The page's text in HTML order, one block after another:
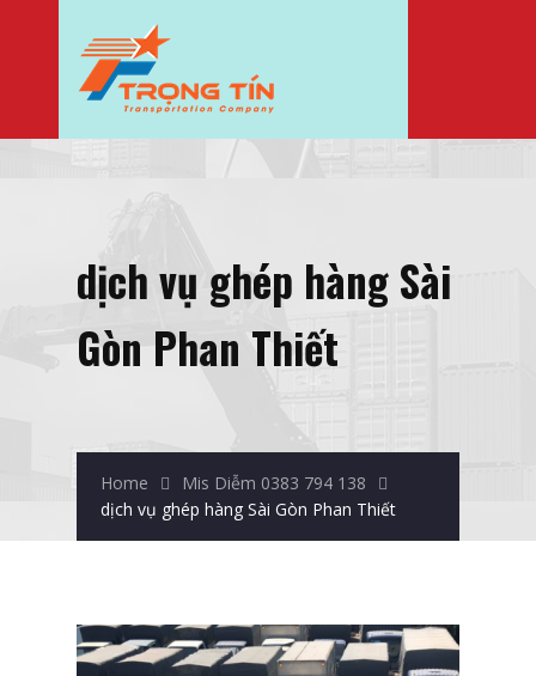
dịch vụ ghép hàng Sài
Gòn Phan Thiết
Home
Mis Diễm 0383 794 138
dịch vụ ghép hàng Sài Gòn Phan Thiết